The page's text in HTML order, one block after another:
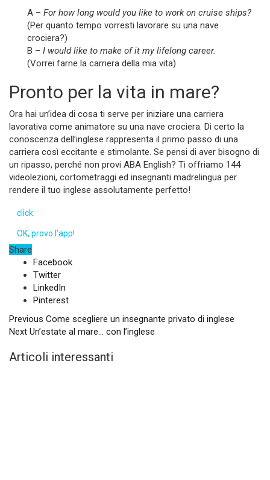
A – For how long would you like to work on cruise ships?
(Per quanto tempo vorresti lavorare su una nave
crociera?)
B – I would like to make of it my lifelong career.
(Vorrei farne la carriera della mia vita)
Pronto per la vita in mare?
Ora hai un’idea di cosa ti serve per iniziare una carriera
lavorativa come animatore su una nave crociera. Di certo la
conoscenza dell’inglese rappresenta il primo passo di una
carriera così eccitante e stimolante. Se pensi di aver bisogno di
un ripasso, perché non provi ABA English? Ti offriamo 144
videolezioni, cortometraggi ed insegnanti madrelingua per
rendere il tuo inglese assolutamente perfetto!
click
OK, provo l’app!
Share
Facebook
Twitter
LinkedIn
Pinterest
Previous Come scegliere un insegnante privato di inglese
Next Un’estate al mare… con l’inglese
Articoli interessanti